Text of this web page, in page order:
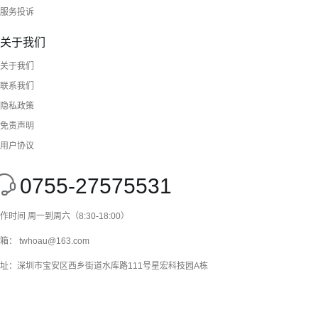
服务投诉
关于我们
关于我们
联系我们
隐私政策
免责声明
用户协议
0755-27575531
时间 周一到周六（8:30-18:00）
： twhoau@163.com
：深圳市宝安区西乡街道水库路111号星宏科技园A栋